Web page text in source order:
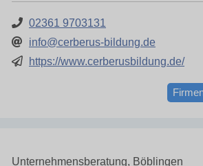
02361 9703131
info@cerberus-bildung.de
https://www.cerberusbildung.de/
Unternehmensberatung, Böblingen